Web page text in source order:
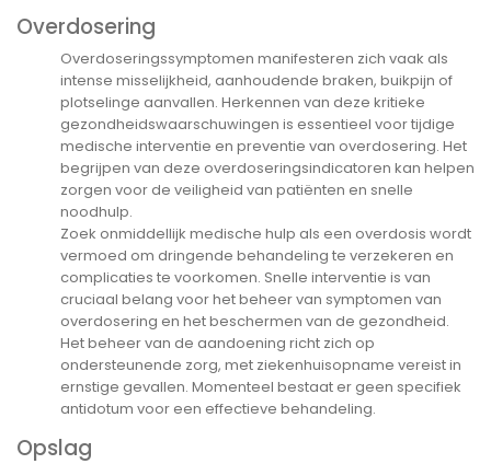
Overdosering
Overdoseringssymptomen manifesteren zich vaak als
intense misselijkheid, aanhoudende braken, buikpijn of
plotselinge aanvallen. Herkennen van deze kritieke
gezondheidswaarschuwingen is essentieel voor tijdige
medische interventie en preventie van overdosering. Het
begrijpen van deze overdoseringsindicatoren kan helpen
zorgen voor de veiligheid van patiënten en snelle
noodhulp.
Zoek onmiddellijk medische hulp als een overdosis wordt
vermoed om dringende behandeling te verzekeren en
complicaties te voorkomen. Snelle interventie is van
cruciaal belang voor het beheer van symptomen van
overdosering en het beschermen van de gezondheid.
Het beheer van de aandoening richt zich op
ondersteunende zorg, met ziekenhuisopname vereist in
ernstige gevallen. Momenteel bestaat er geen specifiek
antidotum voor een effectieve behandeling.
Opslag